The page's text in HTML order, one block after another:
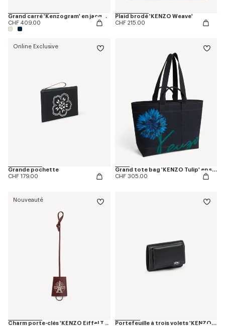
Grand carré 'Kenzogram' en jacquard de soie et laine
CHF 409.00
Plaid brodé 'KENZO Weave'
CHF 215.00
Online Exclusive
Grande pochette
CHF 179.00
Grand tote bag 'KENZO Tulip' en sergé façon denim
CHF 305.00
Nouveauté
Charm porte-clés 'KENZO Eiffel Tower Design' en cuir
Portefeuille à trois volets 'KENZO Tab' en cuir